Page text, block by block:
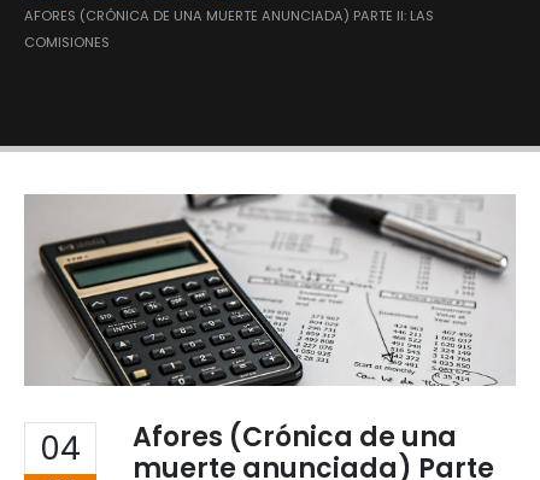
AFORES (CRÓNICA DE UNA MUERTE ANUNCIADA) PARTE II: LAS
COMISIONES
04
Afores (Crónica de una
muerte anunciada) Parte